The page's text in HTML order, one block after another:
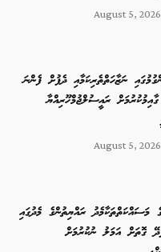
August 5,
ނަޒާހަތްތެރިކަމާއި ދެފުށް ފެންނަ
ރައީސުލްޖުމްހޫރިއްޔާ
August 5,
މަސައްކަތްތަކާމެދު ރައްޔިތުންގެ މެދުގައި
ގޮތަށް އަމަލު ނުކުރުމަށް